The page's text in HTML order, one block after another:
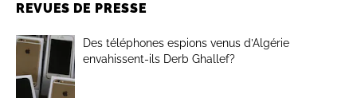
REVUES DE PRESSE
Des téléphones espions venus d’Algérie
envahissent-ils Derb Ghallef?